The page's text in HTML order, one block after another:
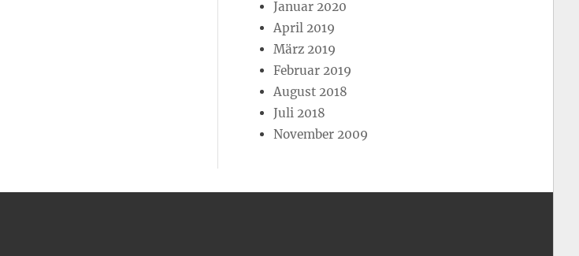
Januar 2020
April 2019
März 2019
Februar 2019
August 2018
Juli 2018
November 2009